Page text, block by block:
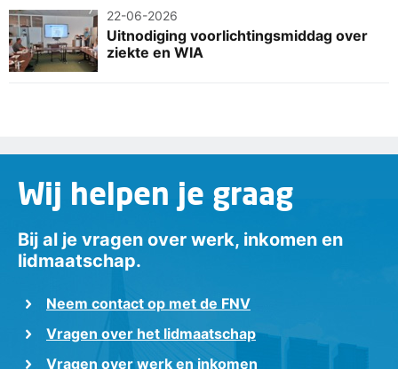
22-06-2026
Uitnodiging voorlichtingsmiddag over
ziekte en WIA
Wij helpen je graag
Bij al je vragen over werk, inkomen en
lidmaatschap.
Neem contact op met de FNV
Vragen over het lidmaatschap
Vragen over werk en inkomen